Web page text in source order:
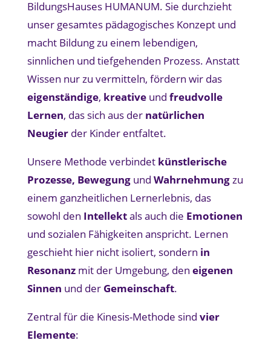
BildungsHauses HUMANUM. Sie durchzieht
unser gesamtes pädagogisches Konzept und
macht Bildung zu einem lebendigen,
sinnlichen und tiefgehenden Prozess. Anstatt
Wissen nur zu vermitteln, fördern wir das
eigenständige, kreativeund freudvolle
Lernen, das sich aus der natürlichen
Neugierder Kinder entfaltet.
Unsere Methode verbindet künstlerische
Prozesse, Bewegungund Wahrnehmungzu
einem ganzheitlichen Lernerlebnis, das
sowohl den Intellektals auch die Emotionen
und sozialen Fähigkeiten anspricht. Lernen
geschieht hier nicht isoliert, sondern in
Resonanzmit der Umgebung, den eigenen
Sinnen und der Gemeinschaft.
Zentral für die Kinesis-Methode sind vier
Elemente: